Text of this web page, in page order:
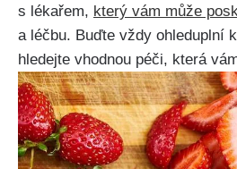
⁣s lékařem, který ⁤vám může
a​ léčbu. Buďte vždy ohleduplní
hledejte vhodnou ​péči, která